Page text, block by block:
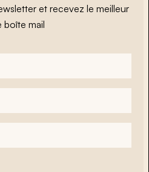
et recevez le meilleur
mail